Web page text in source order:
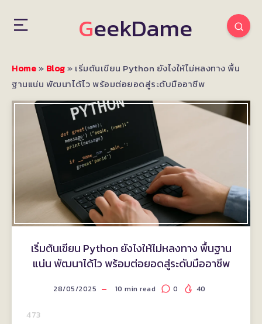
GeekDame
Home» Blog» เริ่มต้นเขียน Python ยังไงให้ไม่หลงทาง พื้น
ฐานแน่น พัฒนาได้ไว พร้อมต่อยอดสู่ระดับมืออาชีพ
เริ่มต้นเขียน Python ยังไงให้ไม่หลงทาง พื้นฐาน
แน่น พัฒนาได้ไว พร้อมต่อยอดสู่ระดับมืออาชีพ
28/05/2025 10 min read 0 40
473